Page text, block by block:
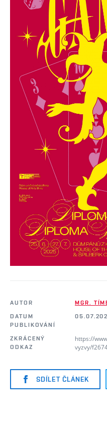
AUTOR
MGR.
DATUM
PUBLIKOVÁNÍ
ZKRÁCENÝ
ODKAZ
https://
vyzvy/
SDÍLET ČLÁNEK